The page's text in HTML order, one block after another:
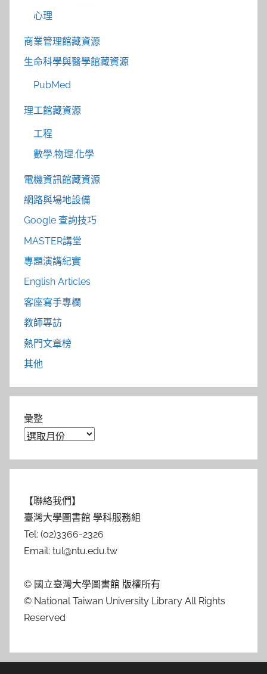
心理
商業管理館藏資源
生命科學與醫學館藏資源
PubMed
理工館藏資源
工程
數學.物理.化學
電機資訊館藏資源
網路與場地設備
Google 查詢技巧
MASTER講堂
專題演講紀實
English Articles
客座寫手專欄
教師專訪
熱門文章榜
其他
彙整
【聯絡我們】
臺灣大學圖書館 學科服務組
Tel: (02)3366-2326
Email: tul@ntu.edu.tw
© 國立臺灣大學圖書館 版權所有
© National Taiwan University Library All Rights
Reserved